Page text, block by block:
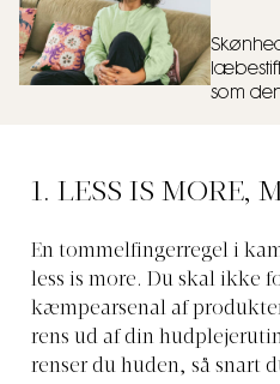
som
1. LESS IS MORE,
En tommelfingerregel i
less is more. Du skal ikke
kæmpearsenal af
rens ud af din
renser du huden, så snart